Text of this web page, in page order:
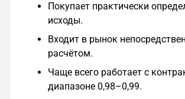
Покупает практически
исходы.
Входит в рынок
расчётом.
Чаще всего работает с
диапазоне 0,98–0,99.